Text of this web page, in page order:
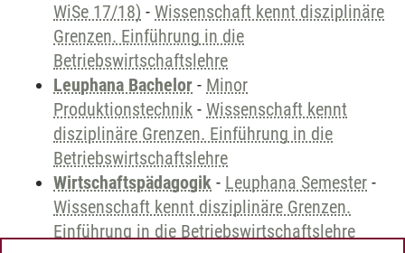
WiSe 17/18) - Wissenschaft kennt disziplinäre
Grenzen. Einführung in die
Betriebswirtschaftslehre
Leuphana Bachelor - Minor
Produktionstechnik - Wissenschaft kennt
disziplinäre Grenzen. Einführung in die
Betriebswirtschaftslehre
Wirtschaftspädagogik - Leuphana Semester -
Wissenschaft kennt disziplinäre Grenzen.
Einführung in die Betriebswirtschaftslehre